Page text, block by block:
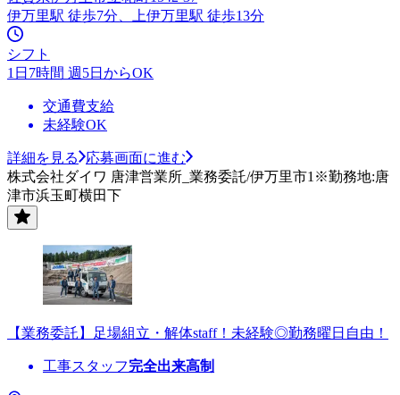
伊万里駅 徒歩7分、上伊万里駅 徒歩13分
シフト
1日7時間 週5日からOK
交通費支給
未経験OK
詳細を見る
応募画面に進む
株式会社ダイワ 唐津営業所_業務委託/伊万里市1※勤務地:唐
津市浜玉町横田下
【業務委託】足場組立・解体staff！未経験◎勤務曜日自由！
工事スタッフ完全出来高制